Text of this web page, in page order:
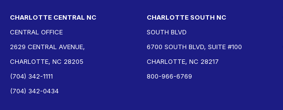
CHARLOTTE CENTRAL NC
CENTRAL OFFICE
2629 CENTRAL AVENUE,
CHARLOTTE, NC 28205
(704) 342-1111
(704) 342-0434
CHARLOTTE SOUTH NC
SOUTH BLVD
6700 SOUTH BLVD, SUITE #100
CHARLOTTE, NC 28217
800-966-6769